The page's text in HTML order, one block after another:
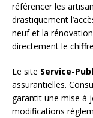
référencer les
drastiquement
neuf et la
directement le
Le site Service-
assurantielles.
garantit une mise à
modifications